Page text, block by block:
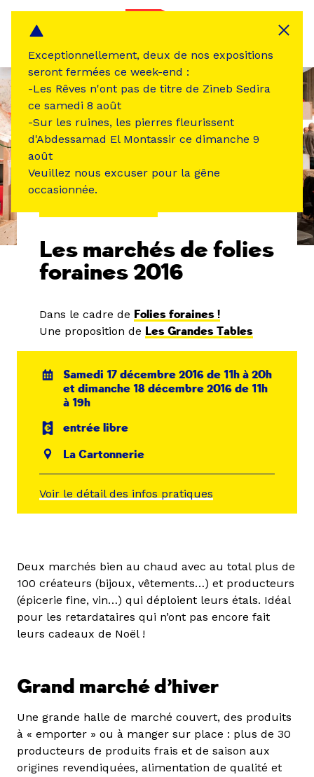
Les marchés de folies
foraines 2016
Dans le cadre de Folies foraines !
Une proposition de Les Grandes Tables
Samedi 17 décembre 2016 de 11h à 20h
et dimanche 18 décembre 2016 de 11h
à 19h
entrée libre
La Cartonnerie
Voir le détail des infos pratiques
Deux marchés bien au chaud avec au total plus de
100 créateurs (bijoux, vêtements…) et producteurs
(épicerie fine, vin…) qui déploient leurs étals. Idéal
pour les retardataires qui n’ont pas encore fait
leurs cadeaux de Noël !
Grand marché d’hiver
Une grande halle de marché couvert, des produits
à « emporter » ou à manger sur place : plus de 30
producteurs de produits frais et de saison aux
origines revendiquées, alimentation de qualité et
Exceptionnellement, deux de nos expositions
seront fermées ce week-end :
-Les Rêves n'ont pas de titre de Zineb Sedira
ce samedi 8 août
-Sur les ruines, les pierres fleurissent
d'Abdessamad El Montassir ce dimanche 9
août
Veuillez nous excuser pour la gêne
occasionnée.
Panneau de gestion des cookies